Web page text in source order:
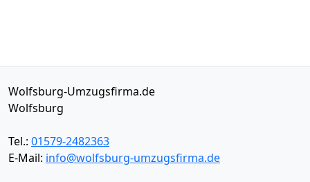
Wolfsburg-Umzugsfirma.de
Wolfsburg
Tel.: 01579-2482363
E-Mail: info@wolfsburg-umzugsfirma.de